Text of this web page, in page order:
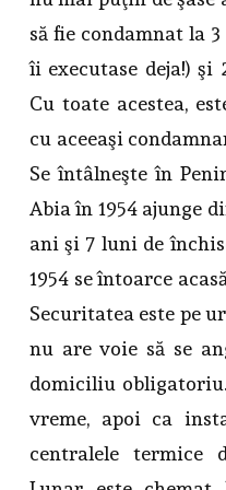
să fie condamnat la
îi executase deja!) şi
Cu toate acestea,
cu aceeaşi
Se întâlneşte în
Abia în 1954 ajunge
ani şi 7 luni de
1954 se întoarce
Securitatea este pe
nu are voie să se
domiciliu
vreme, apoi ca
centralele termice